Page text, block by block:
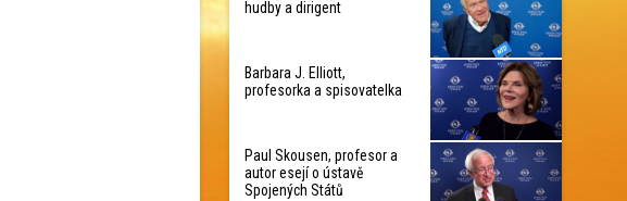
hudby a dirigent
Barbara J. Elliott,
profesorka a spisovatelka
Paul Skousen, profesor a
autor esejí o ústavě
Spojených Států